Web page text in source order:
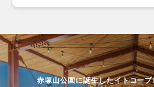
赤塚山公園に誕生したイトコー